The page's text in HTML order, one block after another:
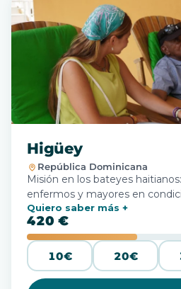
Higüey
República Dominicana
Misión en los bateyes
enfermos y mayores en
Quiero saber más
420 €
10€ 20€